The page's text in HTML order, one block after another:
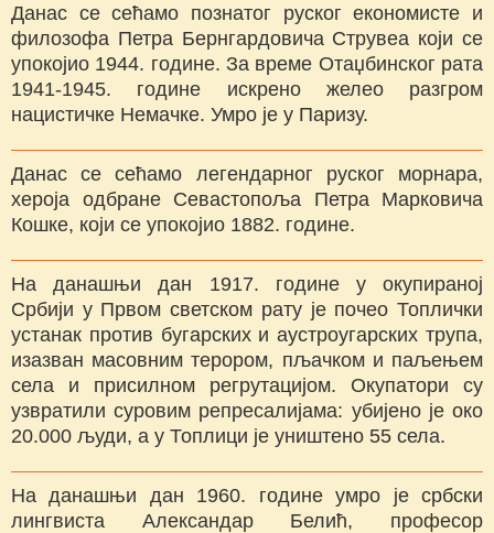
Данас се сећамо познатог руског економисте и
филозофа Петра Бернгардовича Струвеа који се
упокојио 1944. године. За време Отаџбинског рата
1941-1945. године искрено желео разгром
нацистичке Немачке. Умро је у Паризу.
Данас се сећамо легендарног руског морнара,
хероја одбране Севастопоља Петра Марковича
Кошке, који се упокојио 1882. године.
На данашњи дан 1917. године у окупираној
Србији у Првом светском рату је почео Топлички
устанак против бугарских и аустроугарских трупа,
изазван масовним терором, пљачком и паљењем
села и присилном регрутацијом. Окупатори су
узвратили суровим репресалијама: убијено је око
20.000 људи, а у Топлици је уништено 55 села.
На данашњи дан 1960. године умро је србски
лингвиста Александар Белић, професор